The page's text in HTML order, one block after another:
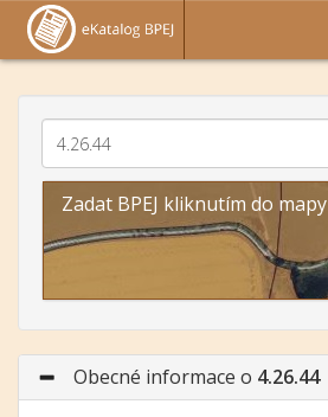
Zadat BPEJ kliknutím do mapy
Obecné informace o 4.26.44